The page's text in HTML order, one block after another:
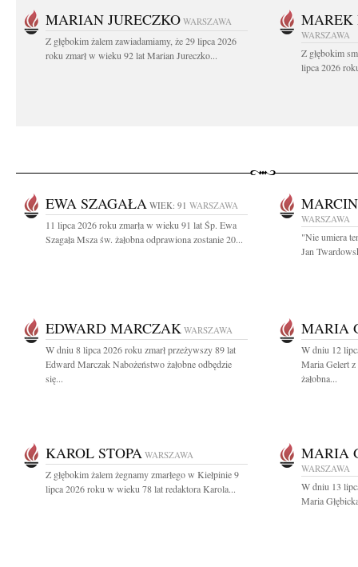
MARIAN JURECZKO WARSZAWA
Z głębokim żalem zawiadamiamy, że 29 lipca 2026
roku zmarł w wieku 92 lat Marian Jureczko...
MAREK
WARSZAWA
Z głębokim
lipca 2026
EWA SZAGAŁA WIEK: 91 WARSZAWA
11 lipca 2026 roku zmarła w wieku 91 lat Śp. Ewa
Szagała Msza św. żałobna odprawiona zostanie 20...
WARSZAWA
"Nie umiera
Jan
EDWARD MARCZAK WARSZAWA
W dniu 8 lipca 2026 roku zmarł przeżywszy 89 lat
Edward Marczak Nabożeństwo żałobne odbędzie
się...
MARIA
W dniu 12
Maria Gelert
żałobna...
KAROL STOPA WARSZAWA
Z głębokim żalem żegnamy zmarłego w Kiełpinie 9
lipca 2026 roku w wieku 78 lat redaktora Karola...
MARIA
WARSZAWA
W dniu 13
Maria